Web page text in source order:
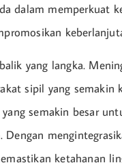
dalam memperkuat
yang langka.
sipil yang semakin
semakin besar
ketahanan